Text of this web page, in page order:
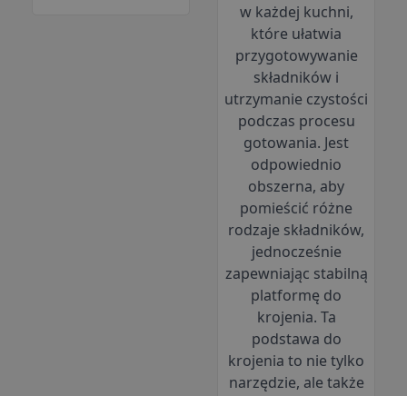
w każdej kuchni,
które ułatwia
przygotowywanie
składników i
utrzymanie czystości
podczas procesu
gotowania. Jest
odpowiednio
obszerna, aby
pomieścić różne
rodzaje składników,
jednocześnie
zapewniając stabilną
platformę do
krojenia. Ta
podstawa do
krojenia to nie tylko
narzędzie, ale także